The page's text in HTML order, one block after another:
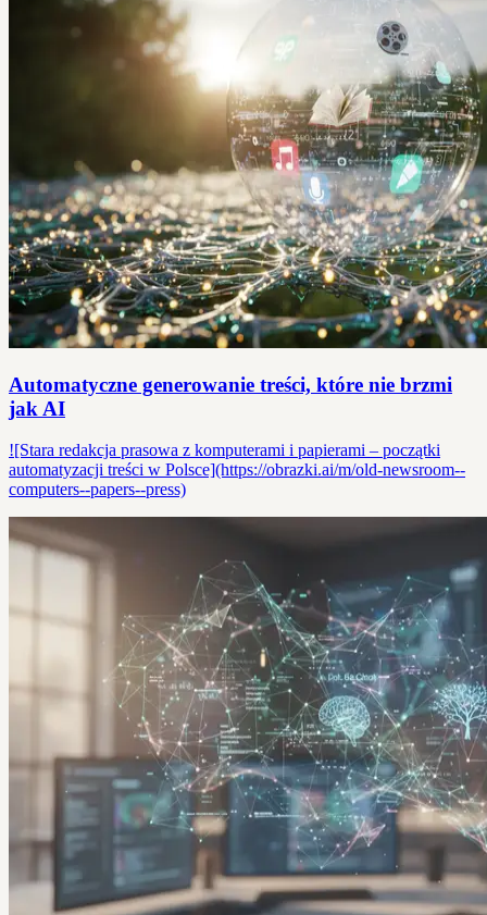
Automatyczne generowanie treści, które nie brzmi
jak AI
![Stara redakcja prasowa z komputerami i papierami – początki
automatyzacji treści w Polsce](https://obrazki.ai/m/old-newsroom--
computers--papers--press)